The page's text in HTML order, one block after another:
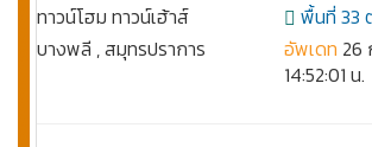
ทาวน์โฮม ทาวน์เฮ้าส์
บางพลี , สมุทรปราการ
พื้นที่ 33
อัพเดท 26
14:52:01 น.